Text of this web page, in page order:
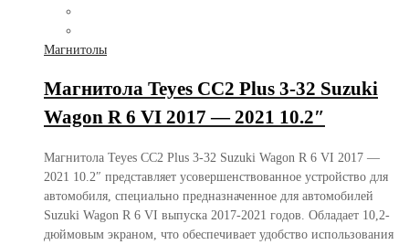
Магнитолы
Магнитола Teyes CC2 Plus 3-32 Suzuki
Wagon R 6 VI 2017 — 2021 10.2″
Магнитола Teyes CC2 Plus 3-32 Suzuki Wagon R 6 VI 2017 —
2021 10.2″ представляет усовершенствованное устройство для
автомобиля, специально предназначенное для автомобилей
Suzuki Wagon R 6 VI выпуска 2017-2021 годов. Обладает 10,2-
дюймовым экраном, что обеспечивает удобство использования